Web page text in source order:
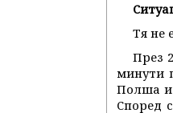
Тя не
През
минути
Полша и
Според